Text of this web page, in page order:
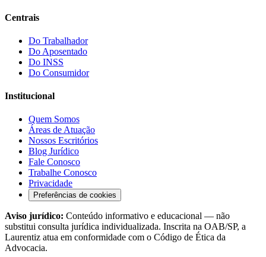
Centrais
Do Trabalhador
Do Aposentado
Do INSS
Do Consumidor
Institucional
Quem Somos
Áreas de Atuação
Nossos Escritórios
Blog Jurídico
Fale Conosco
Trabalhe Conosco
Privacidade
Preferências de cookies
Aviso jurídico: Conteúdo informativo e educacional — não
substitui consulta jurídica individualizada. Inscrita na OAB/SP, a
Laurentiz atua em conformidade com o Código de Ética da
Advocacia.